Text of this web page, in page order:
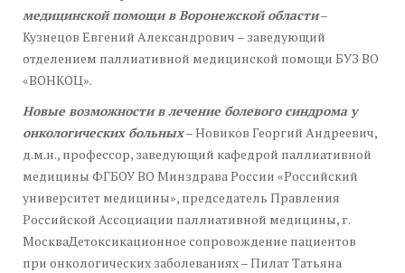
медицинской помощи в Воронежской области–
Кузнецов Евгений Александрович – заведующий
отделением паллиативной медицинской помощи БУЗ ВО
«ВОНКОЦ».
Новые возможности в лечение болевого синдрома у
онкологических больных– Новиков Георгий Андреевич,
д.м.н., профессор, заведующий кафедрой паллиативной
медицины ФГБОУ ВО Минздрава России «Российский
университет медицины», председатель Правления
Российской Ассоциации паллиативной медицины, г.
МоскваДетоксикационное сопровождение пациентов
при онкологических заболеваниях – Пилат Татьяна